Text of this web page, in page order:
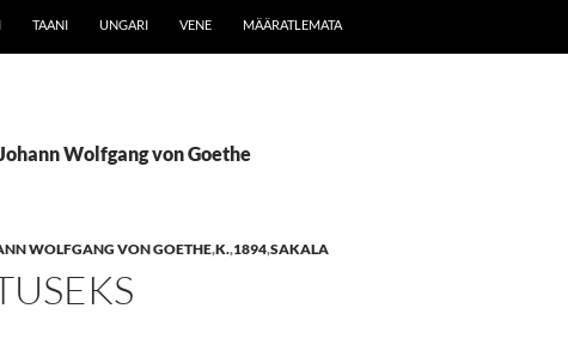
TAANI UNGARI VENE MÄÄRATLEMATA
Wolfgang von Goethe
WOLFGANG VON GOETHE,K.,1894,SAKALA